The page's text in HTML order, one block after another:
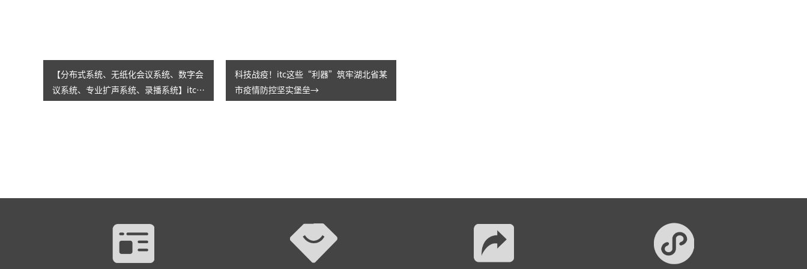
【分布式系统、无纸化会议系统、数字会
议系统、专业扩声系统、录播系统】itc为
科技战疫！itc这些“利器”筑牢湖北省某
市疫情防控坚实堡垒→